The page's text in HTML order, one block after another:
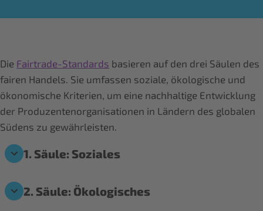
Die Fairtrade-Standards basieren auf den drei Säulen des
fairen Handels. Sie umfassen soziale, ökologische und
ökonomische Kriterien, um eine nachhaltige Entwicklung
der Produzentenorganisationen in Ländern des globalen
Südens zu gewährleisten.
1. Säule: Soziales
2. Säule: Ökologisches